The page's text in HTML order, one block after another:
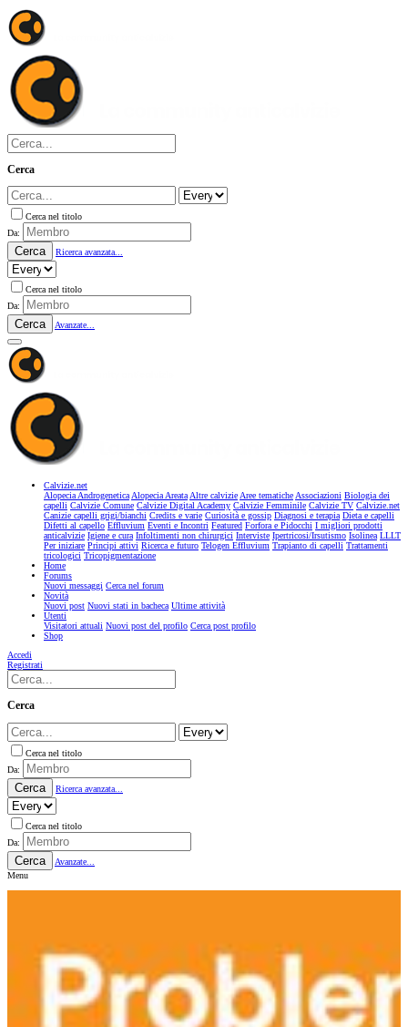
Cerca
Cerca nel titolo
Da:
Cerca Ricerca avanzata...
Cerca nel titolo
Da:
Cerca Avanzate...
Calvizie.net
Alopecia AndrogeneticaAlopecia AreataAltre calvizieAree tematicheAssociazioni Biologia dei
capelli Calvizie Comune Calvizie Digital Academy Calvizie Femminile Calvizie TV Calvizie.net
Canizie capelli grigi/bianchi Credits e varie Curiosità e gossip Diagnosi e terapia Dieta e capelli
Difetti al capello Effluvium Eventi e Incontri Featured Forfora e Pidocchi I migliori prodotti
anticalvizie Igiene e cura Infoltimenti non chirurgici Interviste Ipertricosi/Irsutismo Isolinea LLLT
Per iniziare Principi attivi Ricerca e futuro Telogen Effluvium Trapianto di capelli Trattamenti
tricologici Tricopigmentazione
Home
Forums
Nuovi messaggi Cerca nel forum
Novità
Nuovi post Nuovi stati in bacheca Ultime attività
Utenti
Visitatori attuali Nuovi post del profilo Cerca post profilo
Shop
Accedi
Registrati
Cerca
Cerca nel titolo
Da:
Cerca Ricerca avanzata...
Cerca nel titolo
Da:
Cerca
Avanzate...
Menu